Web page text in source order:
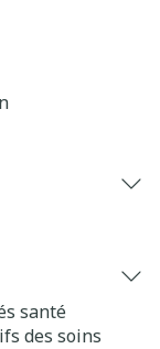
santé
des soins